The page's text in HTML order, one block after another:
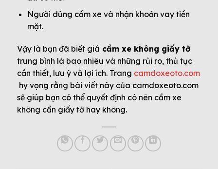
Người dùng cầm xe và nhận khoản vay tiền
mặt.
Vậy là bạn đã biết giá cầm xe không giấy tờ
trung bình là bao nhiêu và những rủi ro, thủ tục
cần thiết, lưu ý và lợi ích. Trang camdoxeoto.com
hy vọng rằng bài viết này của camdoxeoto.com
sẽ giúp bạn có thể quyết định có nên cầm xe
không cần giấy tờ hay không.